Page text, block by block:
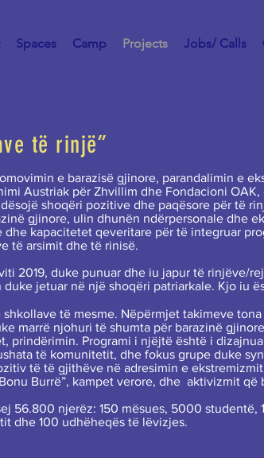
Spaces Camp Projects Jobs/ Calls
të rinjë”
e barazisë gjinore, parandalimin e
Austriak për Zhvillim dhe Fondacioni
shoqëri pozitive dhe paqësore për të
gjinore, ulin dhunën ndërpersonale dhe
kapacitetet qeveritare për të integruar
të arsimit dhe të rinisë.
2019, duke punuar dhe iu japur të rinjëve/
jetuar në një shoqëri patriarkale. Kjo iu
të mesme. Nëpërmjet takimeve
marrë njohuri të shumta për barazinë
prindërimin. Programi i njëjtë është i
të komunitetit, dhe fokus grupe duke
të të gjithëve në adresimin e
Burrë”, kampet verore, dhe aktivizmit
56.800 njerëz: 150 mësues, 5000 studentë,
dhe 100 udhëheqës të lëvizjes.